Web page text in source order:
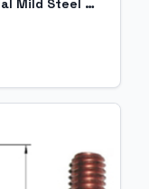
PT Threaded stud M5x25 Material Mild Steel 4.8 acc. EN ISO 13918